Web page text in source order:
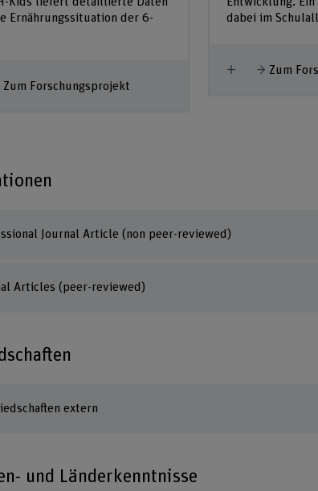
Ernährungssituation der 6-
anzeigen
Zum Forschungsprojekt
dabei im
Mehr anzeigen
Zum
Journal Article (non peer-reviewed)
Articles (peer-reviewed)
extern
und Länderkenntnisse